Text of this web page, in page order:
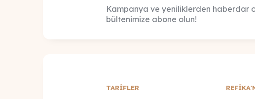
Kampanya ve yeniliklerden haberdar
bültenimize abone olun!
TARİFLER